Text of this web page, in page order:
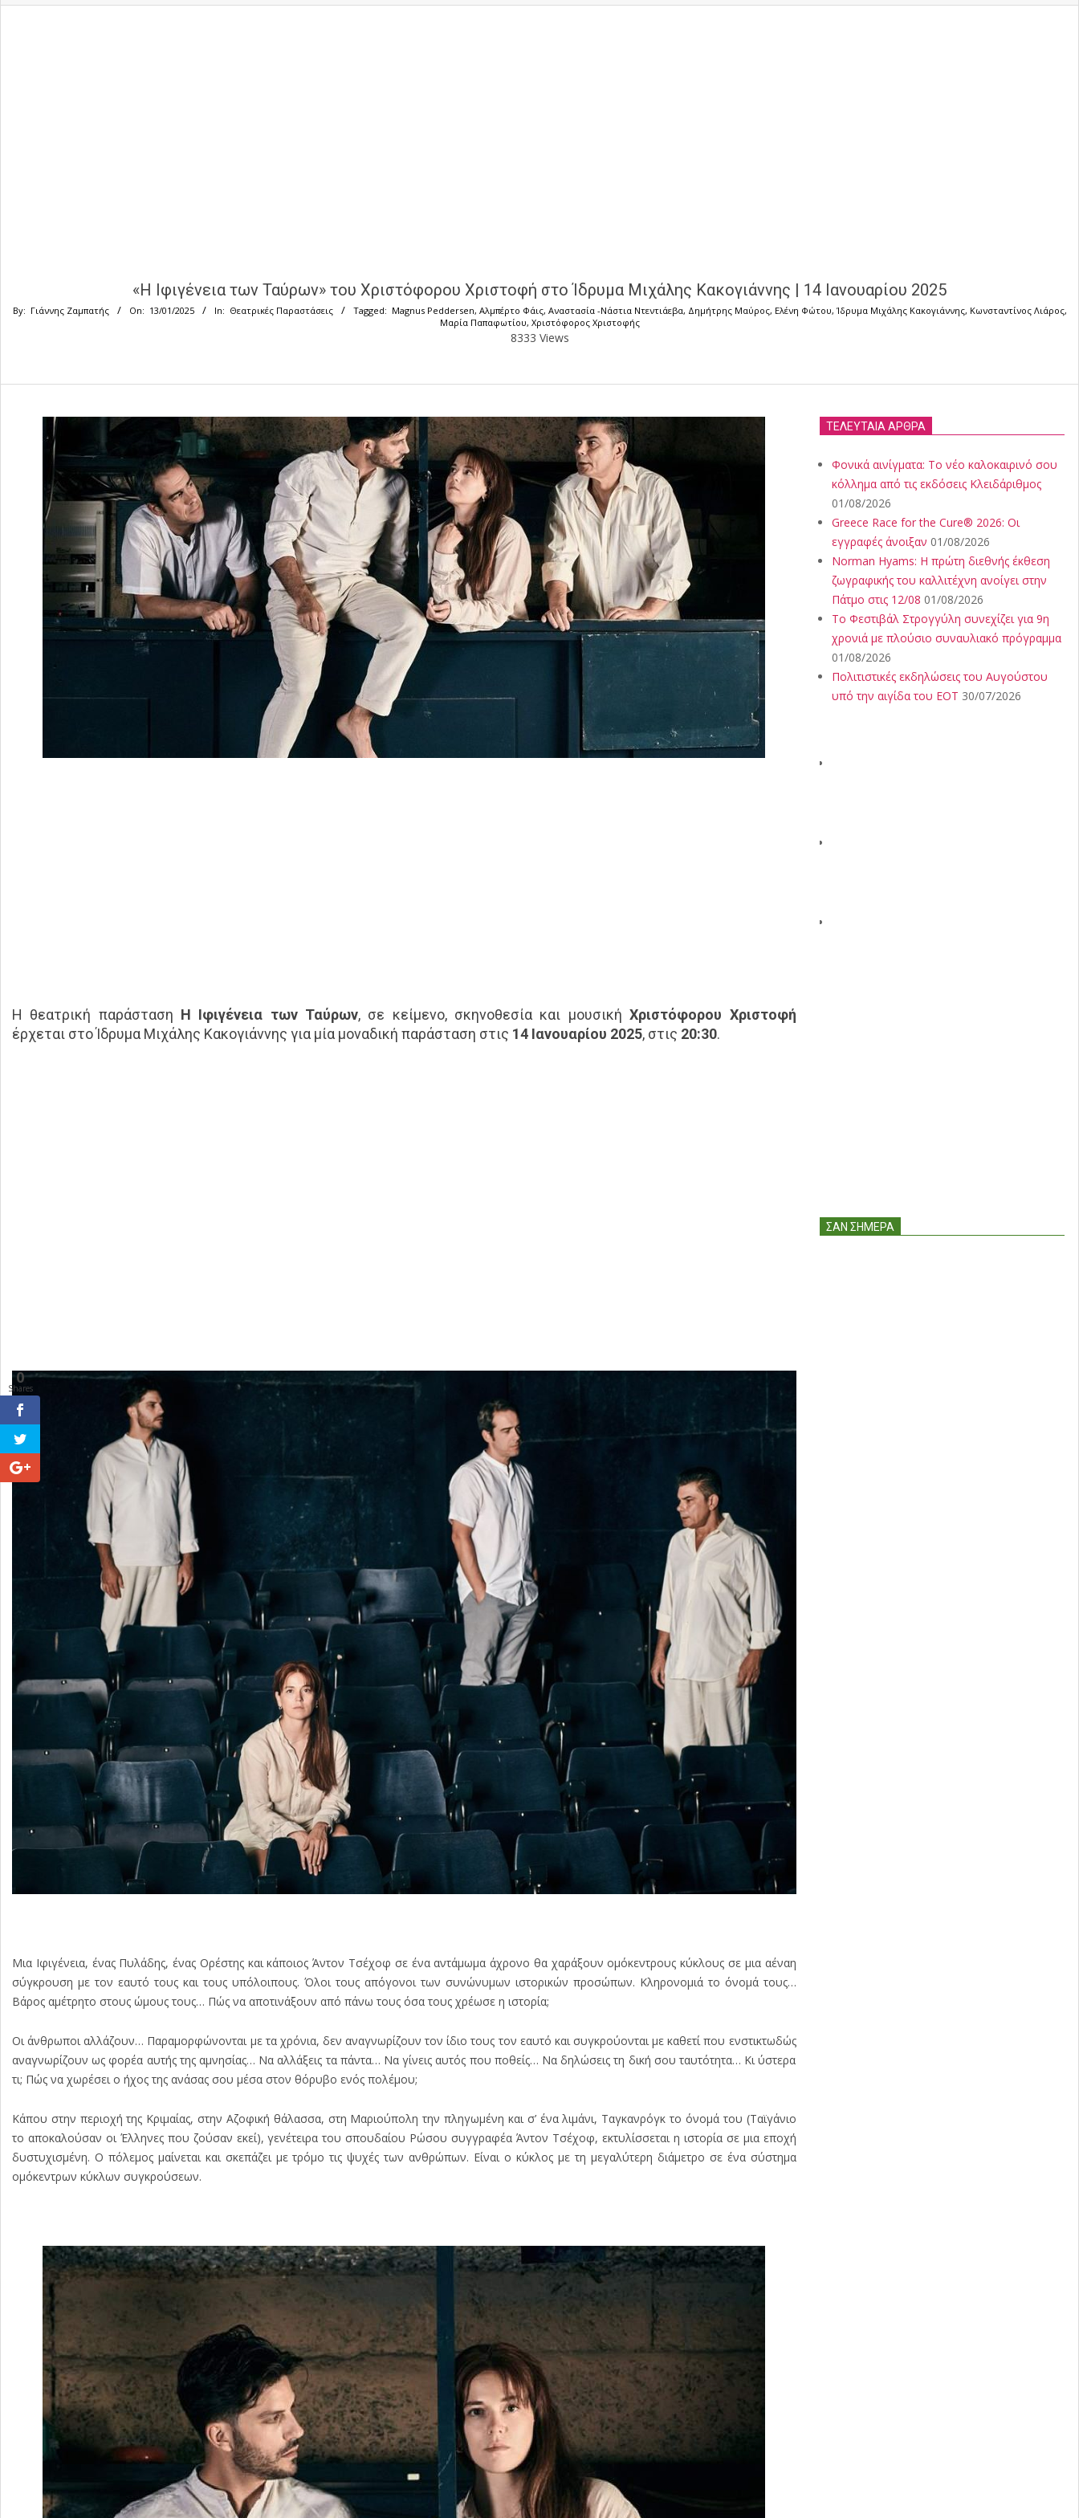
«Η Ιφιγένεια των Ταύρων» του Χριστόφορου Χριστοφή στο Ίδρυμα Μιχάλης Κακογιάννης | 14 Ιανουαρίου 2025
By: Γιάννης Ζαμπατής On: 13/01/2025 In: Θεατρικές Παραστάσεις Tagged: Magnus Peddersen, Αλμπέρτο Φάις, Αναστασία -Νάστια Ντεντιάεβα, Δημήτρης Μαύρος, Ελένη Φώτου, Ίδρυμα Μιχάλης Κακογιάννης, Κωνσταντίνος Λιάρος,
Μαρία Παπαφωτίου, Χριστόφορος Χριστοφής
8333 Views
Η θεατρική παράσταση Η Ιφιγένεια των Ταύρων, σε κείμενο, σκηνοθεσία και μουσικήΧριστόφορου Χριστοφή
έρχεται στο Ίδρυμα Μιχάλης Κακογιάννης για μία μοναδική παράσταση στις 14 Ιανουαρίου 2025, στις 20:30.
Μια Ιφιγένεια, ένας Πυλάδης, ένας Ορέστης και κάποιος Άντον Τσέχοφ σε ένα αντάμωμα άχρονο θα χαράξουν ομόκεντρους κύκλους σε μια αέναη
σύγκρουση με τον εαυτό τους και τους υπόλοιπους. Όλοι τους απόγονοι των συνώνυμων ιστορικών προσώπων. Κληρονομιά το όνομά τους…
Βάρος αμέτρητο στους ώμους τους… Πώς να αποτινάξουν από πάνω τους όσα τους χρέωσε η ιστορία;
Οι άνθρωποι αλλάζουν… Παραμορφώνονται με τα χρόνια, δεν αναγνωρίζουν τον ίδιο τους τον εαυτό και συγκρούονται με καθετί που ενστικτωδώς
αναγνωρίζουν ως φορέα αυτής της αμνησίας… Να αλλάξεις τα πάντα… Να γίνεις αυτός που ποθείς… Να δηλώσεις τη δική σου ταυτότητα… Κι ύστερα
τι; Πώς να χωρέσει ο ήχος της ανάσας σου μέσα στον θόρυβο ενός πολέμου;
Κάπου στην περιοχή της Κριμαίας, στην Αζοφική θάλασσα, στη Μαριούπολη την πληγωμένη και σ’ ένα λιμάνι, Ταγκανρόγκ το όνομά του (Ταϊγάνιο
το αποκαλούσαν οι Έλληνες που ζούσαν εκεί), γενέτειρα του σπουδαίου Ρώσου συγγραφέα Άντον Τσέχοφ, εκτυλίσσεται η ιστορία σε μια εποχή
δυστυχισμένη. Ο πόλεμος μαίνεται και σκεπάζει με τρόμο τις ψυχές των ανθρώπων. Είναι ο κύκλος με τη μεγαλύτερη διάμετρο σε ένα σύστημα
ομόκεντρων κύκλων συγκρούσεων.
ΤΕΛΕΥΤΑΙΑ ΑΡΘΡΑ
Φονικά αινίγματα: Το νέο καλοκαιρινό σου
κόλλημα από τις εκδόσεις Κλειδάριθμος
01/08/2026
Greece Race for the Cure® 2026: Οι
εγγραφές άνοιξαν 01/08/2026
Norman Hyams: Η πρώτη διεθνής έκθεση
ζωγραφικής του καλλιτέχνη ανοίγει στην
Πάτμο στις 12/08 01/08/2026
Το Φεστιβάλ Στρογγύλη συνεχίζει για 9η
χρονιά με πλούσιο συναυλιακό πρόγραμμα
01/08/2026
Πολιτιστικές εκδηλώσεις του Αυγούστου
υπό την αιγίδα του ΕΟΤ 30/07/2026
ΣΑΝ ΣΉΜΕΡΑ
0
Shares